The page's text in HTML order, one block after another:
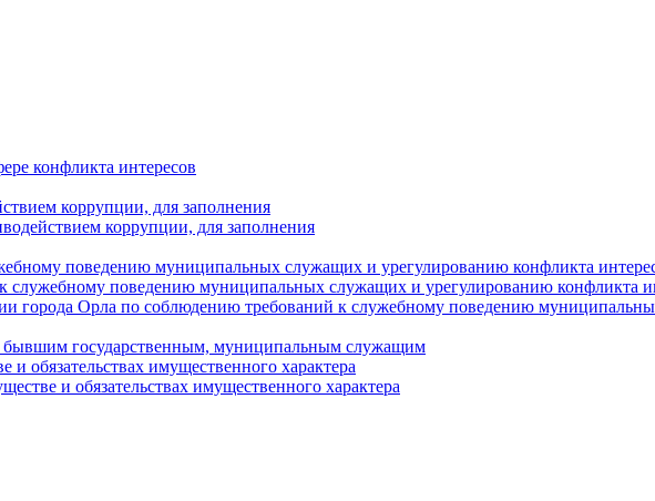
конфликта интересов
коррупции, для заполнения
коррупции, для заполнения
поведению муниципальных служащих и урегулированию конфликта
служебному поведению муниципальных служащих и урегулированию конфликта
города Орла по соблюдению требований к служебному поведению
бывшим государственным, муниципальным служащим
обязательствах имущественного характера
и обязательствах имущественного характера